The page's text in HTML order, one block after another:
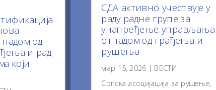
од
и рад
који
СДА активно учествује у
раду радне групе за
унапређење управљања
отпадом од грађења и
рушења
мар 15, 2026 | ВЕСТИ
Српска асоцијација за рушење,